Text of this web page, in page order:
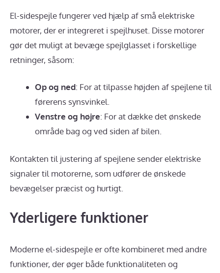
El-sidespejle fungerer ved hjælp af små elektriske
motorer, der er integreret i spejlhuset. Disse motorer
gør det muligt at bevæge spejlglasset i forskellige
retninger, såsom:
Op og ned: For at tilpasse højden af spejlene til
førerens synsvinkel.
Venstre og højre: For at dække det ønskede
område bag og ved siden af bilen.
Kontakten til justering af spejlene sender elektriske
signaler til motorerne, som udfører de ønskede
bevægelser præcist og hurtigt.
Yderligere funktioner
Moderne el-sidespejle er ofte kombineret med andre
funktioner, der øger både funktionaliteten og